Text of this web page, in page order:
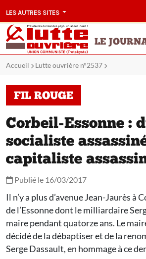
LES AUTRES SITES
LE
Accueil Lutte ouvrière n°2537
FIL ROUGE
Corbeil-Essonne :
socialiste
capitaliste
Publié le 16/03/2017
Il n’y a plus d’avenue Jean-Jaurès à
de l’Essonne dont le milliardaire
maire pendant quatorze ans. Le
décidé de la débaptiser et de la
Serge Dassault, en hommage à ce